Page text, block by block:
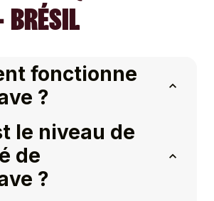
BRÉSIL
fonctionne
?
le niveau de
de
?